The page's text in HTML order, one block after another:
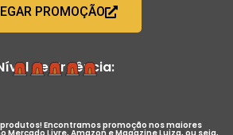
PROMOÇÃO
de Urgência:
Encontramos promoção nos maiores